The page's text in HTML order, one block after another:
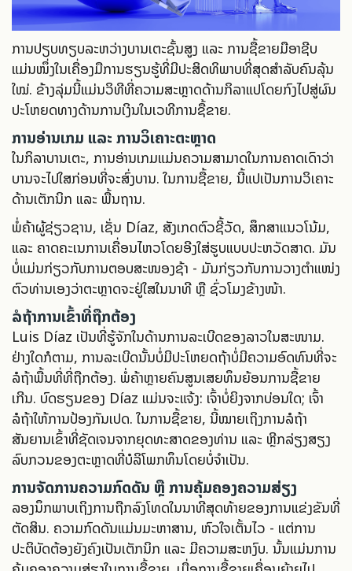
ການປຽບທຽບລະຫວ່າງບານເຕະຊັ້ນສູງ ແລະ ການຊື້ຂາຍມືອາຊີບ
ແມ່ນໜຶ່ງໃນເຄື່ອງມືການຮຽນຮູ້ທີ່ມີປະສິດທິພາບທີ່ສຸດສຳລັບຄົນລຸ້ນ
ໃໝ່. ຂ້າງລຸ່ມນີ້ແມ່ນວິທີທີ່ຄວາມສະຫຼາດດ້ານກິລາແປໂດຍກົງໄປສູ່ຜົນ
ປະໂຫຍດທາງດ້ານການເງິນໃນເວທີການຊື້ຂາຍ.
ການອ່ານເກມ ແລະ ການວິເຄາະຕະຫຼາດ
ໃນກິລາບານເຕະ, ການອ່ານເກມແມ່ນຄວາມສາມາດໃນການຄາດເດົາວ່າ
ບານຈະໄປໃສກ່ອນທີ່ຈະສົ່ງບານ. ໃນການຊື້ຂາຍ, ນີ້ແປເປັນການວິເຄາະ
ດ້ານເຕັກນິກ ແລະ ພື້ນຖານ.
ພໍ່ຄ້າຜູ້ຊ່ຽວຊານ, ເຊັ່ນ Díaz, ສັງເກດຕົວຊີ້ວັດ, ສຶກສາແນວໂນ້ມ,
ແລະ ຄາດຄະເນການເຄື່ອນໄຫວໂດຍອີງໃສ່ຮູບແບບປະຫວັດສາດ. ມັນ
ບໍ່ແມ່ນກ່ຽວກັບການຕອບສະໜອງຊ້າ - ມັນກ່ຽວກັບການວາງຕຳແໜ່ງ
ຕົວທ່ານເອງວ່າຕະຫຼາດຈະຢູ່ໃສໃນນາທີ ຫຼື ຊົ່ວໂມງຂ້າງໜ້າ.
ລໍຖ້າການເຂົ້າທີ່ຖືກຕ້ອງ
Luis Díaz ເປັນທີ່ຮູ້ຈັກໃນດ້ານການລະເບີດຂອງລາວໃນສະໜາມ.
ຢ່າງໃດກໍຕາມ, ການລະເບີດນັ້ນບໍ່ມີປະໂຫຍດຖ້າບໍ່ມີຄວາມອົດທົນທີ່ຈະ
ລໍຖ້າພື້ນທີ່ທີ່ຖືກຕ້ອງ. ພໍ່ຄ້າຫຼາຍຄົນສູນເສຍທຶນຍ້ອນການຊື້ຂາຍ
ເກີນ. ບົດຮຽນຂອງ Díaz ແມ່ນຈະແຈ້ງ: ເຈົ້າບໍ່ຍິງຈາກບ່ອນໃດ; ເຈົ້າ
ລໍຖ້າໃຫ້ການປ້ອງກັນເປີດ. ໃນການຊື້ຂາຍ, ນີ້ໝາຍເຖິງການລໍຖ້າ
ສັນຍານເຂົ້າທີ່ຊັດເຈນຈາກຍຸດທະສາດຂອງທ່ານ ແລະ ຫຼີກລ່ຽງສຽງ
ລົບກວນຂອງຕະຫຼາດທີ່ບໍລິໂພກທຶນໂດຍບໍ່ຈຳເປັນ.
ການຈັດການຄວາມກົດດັນ ຫຼື ການຄຸ້ມຄອງຄວາມສ່ຽງ
ລອງນຶກພາບເຖິງການຖືກລົງໂທດໃນນາທີສຸດທ້າຍຂອງການແຂ່ງຂັນທີ່
ຕັດສິນ. ຄວາມກົດດັນແມ່ນມະຫາສານ, ຫົວໃຈເຕັ້ນໄວ - ແຕ່ການ
ປະຕິບັດຕ້ອງຍັງຄົງເປັນເຕັກນິກ ແລະ ມີຄວາມສະຫງົບ. ນັ້ນແມ່ນການ